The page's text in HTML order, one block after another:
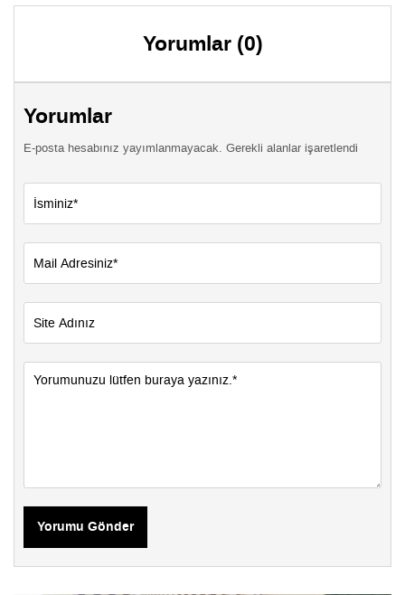
Yorumlar (0)
Yorumlar
E-posta hesabınız yayımlanmayacak. Gerekli alanlar işaretlendi
Yorumu Gönder